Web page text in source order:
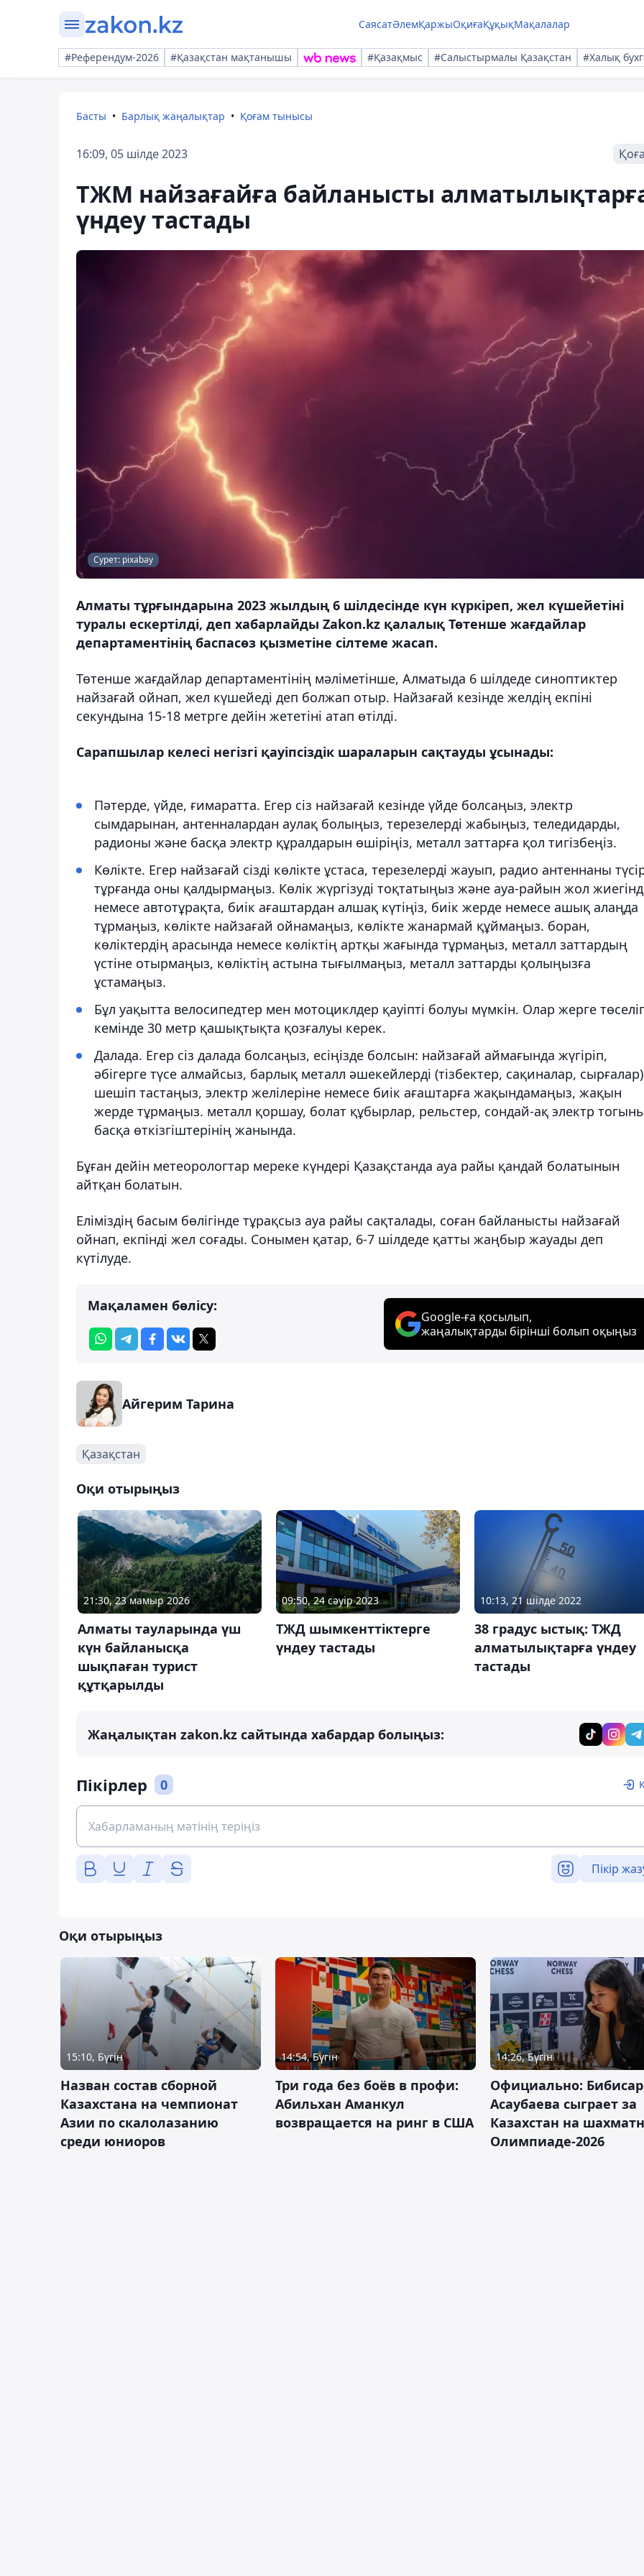
СаясатӘлемҚаржыОқиғаҚұқықМақалалар
#Референдум-2026 #Қазақстан мақтанышы #Қазақмыс #Салыстырмалы Қазақстан #Халық
Басты Барлық жаңалықтар Қоғам тынысы
16:09, 05 шілде 2023
ТЖМ найзағайға байланысты
үндеу тастады
Сурет: pixabay
Алматы тұрғындарына 2023 жылдың 6 шілдесінде күн күркіреп, жел күшейетіні
туралы ескертілді, деп хабарлайды Zakon.kz қалалық Төтенше жағдайлар
департаментінің баспасөз қызметіне сілтеме жасап.
Төтенше жағдайлар департаментінің мәліметінше, Алматыда 6 шілдеде синоптиктер
найзағай ойнап, жел күшейеді деп болжап отыр. Найзағай кезінде желдің екпіні
секундына 15-18 метрге дейін жететіні атап өтілді.
Сарапшылар келесі негізгі қауіпсіздік шараларын сақтауды ұсынады:
Пәтерде, үйде, ғимаратта. Егер сіз найзағай кезінде үйде болсаңыз, электр
сымдарынан, антенналардан аулақ болыңыз, терезелерді жабыңыз, теледидарды,
радионы және басқа электр құралдарын өшіріңіз, металл заттарға қол тигізбеңіз.
Көлікте. Егер найзағай сізді көлікте ұстаса, терезелерді жауып, радио антеннаны
тұрғанда оны қалдырмаңыз. Көлік жүргізуді тоқтатыңыз және ауа-райын жол
немесе автотұрақта, биік ағаштардан алшақ күтіңіз, биік жерде немесе ашық алаңда
тұрмаңыз, көлікте найзағай ойнамаңыз, көлікте жанармай құймаңыз. боран,
көліктердің арасында немесе көліктің артқы жағында тұрмаңыз, металл заттардың
үстіне отырмаңыз, көліктің астына тығылмаңыз, металл заттарды қолыңызға
ұстамаңыз.
Бұл уақытта велосипедтер мен мотоциклдер қауіпті болуы мүмкін. Олар жерге
кемінде 30 метр қашықтықта қозғалуы керек.
Далада. Егер сіз далада болсаңыз, есіңізде болсын: найзағай аймағында жүгіріп,
әбігерге түсе алмайсыз, барлық металл әшекейлерді (тізбектер, сақиналар, сырғалар)
шешіп тастаңыз, электр желілеріне немесе биік ағаштарға жақындамаңыз, жақын
жерде тұрмаңыз. металл қоршау, болат құбырлар, рельстер, сондай-ақ электр
басқа өткізгіштерінің жанында.
Бұған дейін метеорологтар мереке күндері Қазақстанда ауа райы қандай болатынын
айтқан болатын.
Еліміздің басым бөлігінде тұрақсыз ауа райы сақталады, соған байланысты найзағай
ойнап, екпінді жел соғады. Сонымен қатар, 6-7 шілдеде қатты жаңбыр жауады деп
күтілуде.
Мақаламен бөлісу:
Google-ға қосылып,
жаңалықтарды бірінші болып оқыңыз
Айгерим Тарина
Қазақстан
Оқи отырыңыз
21:30, 23 мамыр 2026
Алматы тауларында үш
күн байланысқа
шықпаған турист
құтқарылды
09:50, 24 сәуір 2023
ТЖД шымкенттіктерге
үндеу тастады
10:13, 21 шілде 2022
38 градус ыстық: ТЖД
алматылықтарға үндеу
тастады
Жаңалықтан zakon.kz сайтында хабардар болыңыз:
Пікірлер 0
Пікір
Оқи отырыңыз
15:10, Бүгін
Назван состав сборной
Казахстана на чемпионат
Азии по скалолазанию
среди юниоров
14:54, Бүгін
Три года без боёв в профи:
Абильхан Аманкул
возвращается на ринг в США
14:26, Бүгін
Официально:
Асаубаева сыграет за
Казахстан на
Олимпиаде-2026